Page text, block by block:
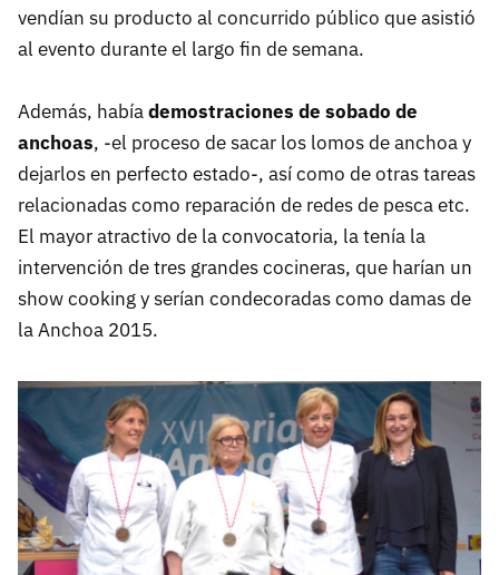
vendían su producto al concurrido público que asistió
al evento durante el largo fin de semana.
Además, habíademostraciones de sobado de
anchoas, -el proceso de sacar los lomos de anchoa y
dejarlos en perfecto estado-, así como de otras tareas
relacionadas como reparación de redes de pesca etc.
El mayor atractivo de la convocatoria, la tenía la
intervención de tres grandes cocineras, que harían un
show cooking y serían condecoradas como damas de
la Anchoa 2015.